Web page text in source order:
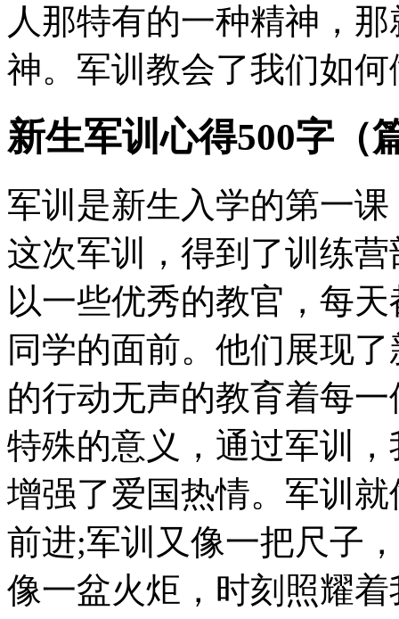
人那特有的一种精神，
神。军训教会了我们如
新生军训心得500字（
军训是新生入学的第一
这次军训，得到了训练
以一些优秀的教官，每
同学的面前。他们展现
的行动无声的教育着每
特殊的意义，通过军训
增强了爱国热情。军训
前进;军训又像一把尺子
像一盆火炬，时刻照耀